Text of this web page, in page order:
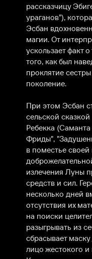
рассказчицу
ураганов"),
Эсбан
магии. От
ускользает факт
того, как был
проклятие
поколение.
При этом Эсбан
сельской
Ребекка
Фриды",
в поместье своей
излечения Луны
средств и сил.
несколько дней
отсутствия их
на поиски
разыгрывать из
сбрасывает
лицо жестокого